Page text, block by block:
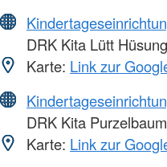
DRK Kita Lütt Hüsung
Karte: Link zur
DRK Kita Purzelbaum
Karte: Link zur